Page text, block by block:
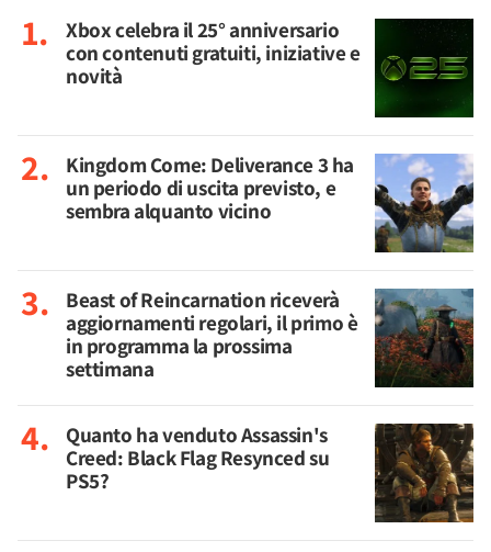
Xbox celebra il 25° anniversario
con contenuti gratuiti, iniziative e
novità
Kingdom Come: Deliverance 3 ha
un periodo di uscita previsto, e
sembra alquanto vicino
Beast of Reincarnation riceverà
aggiornamenti regolari, il primo è
in programma la prossima
settimana
Quanto ha venduto Assassin's
Creed: Black Flag Resynced su
PS5?